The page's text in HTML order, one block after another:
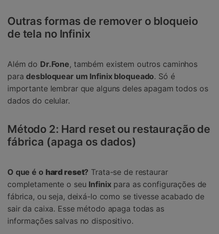
Outras formas de remover o bloqueio
de tela no Infinix
Além do Dr.Fone, também existem outros caminhos
paradesbloquear um Infinix bloqueado. Só é
importante lembrar que alguns deles apagam todos os
dados do celular.
Método 2: Hard reset ou restauração de
fábrica (apaga os dados)
O que é o hard reset? Trata-se de restaurar
completamente o seu Infinixpara as configurações de
fábrica, ou seja, deixá-lo como se tivesse acabado de
sair da caixa. Esse método apaga todas as
informações salvas no dispositivo.